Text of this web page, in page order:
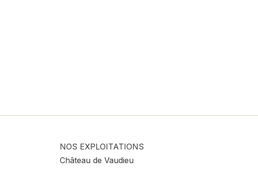
NOS EXPLOITATIONS
Château de Vaudieu